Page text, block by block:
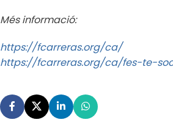
Més informació:
https://fcarreras.org/ca/
https://fcarreras.org/ca/fes-te-